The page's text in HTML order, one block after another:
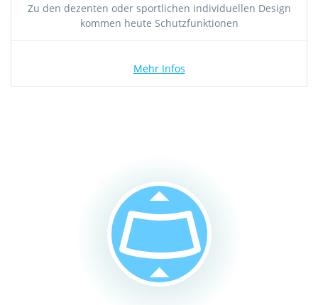
Zu den dezenten oder sportlichen individuellen Design
kommen heute Schutzfunktionen
Mehr Infos